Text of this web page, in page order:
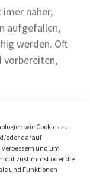
wie Cookies zu
oder darauf
und um
zustimmst oder die
und Funktionen
imer näher,
aufgefallen,
werden. Oft
vorbereiten,